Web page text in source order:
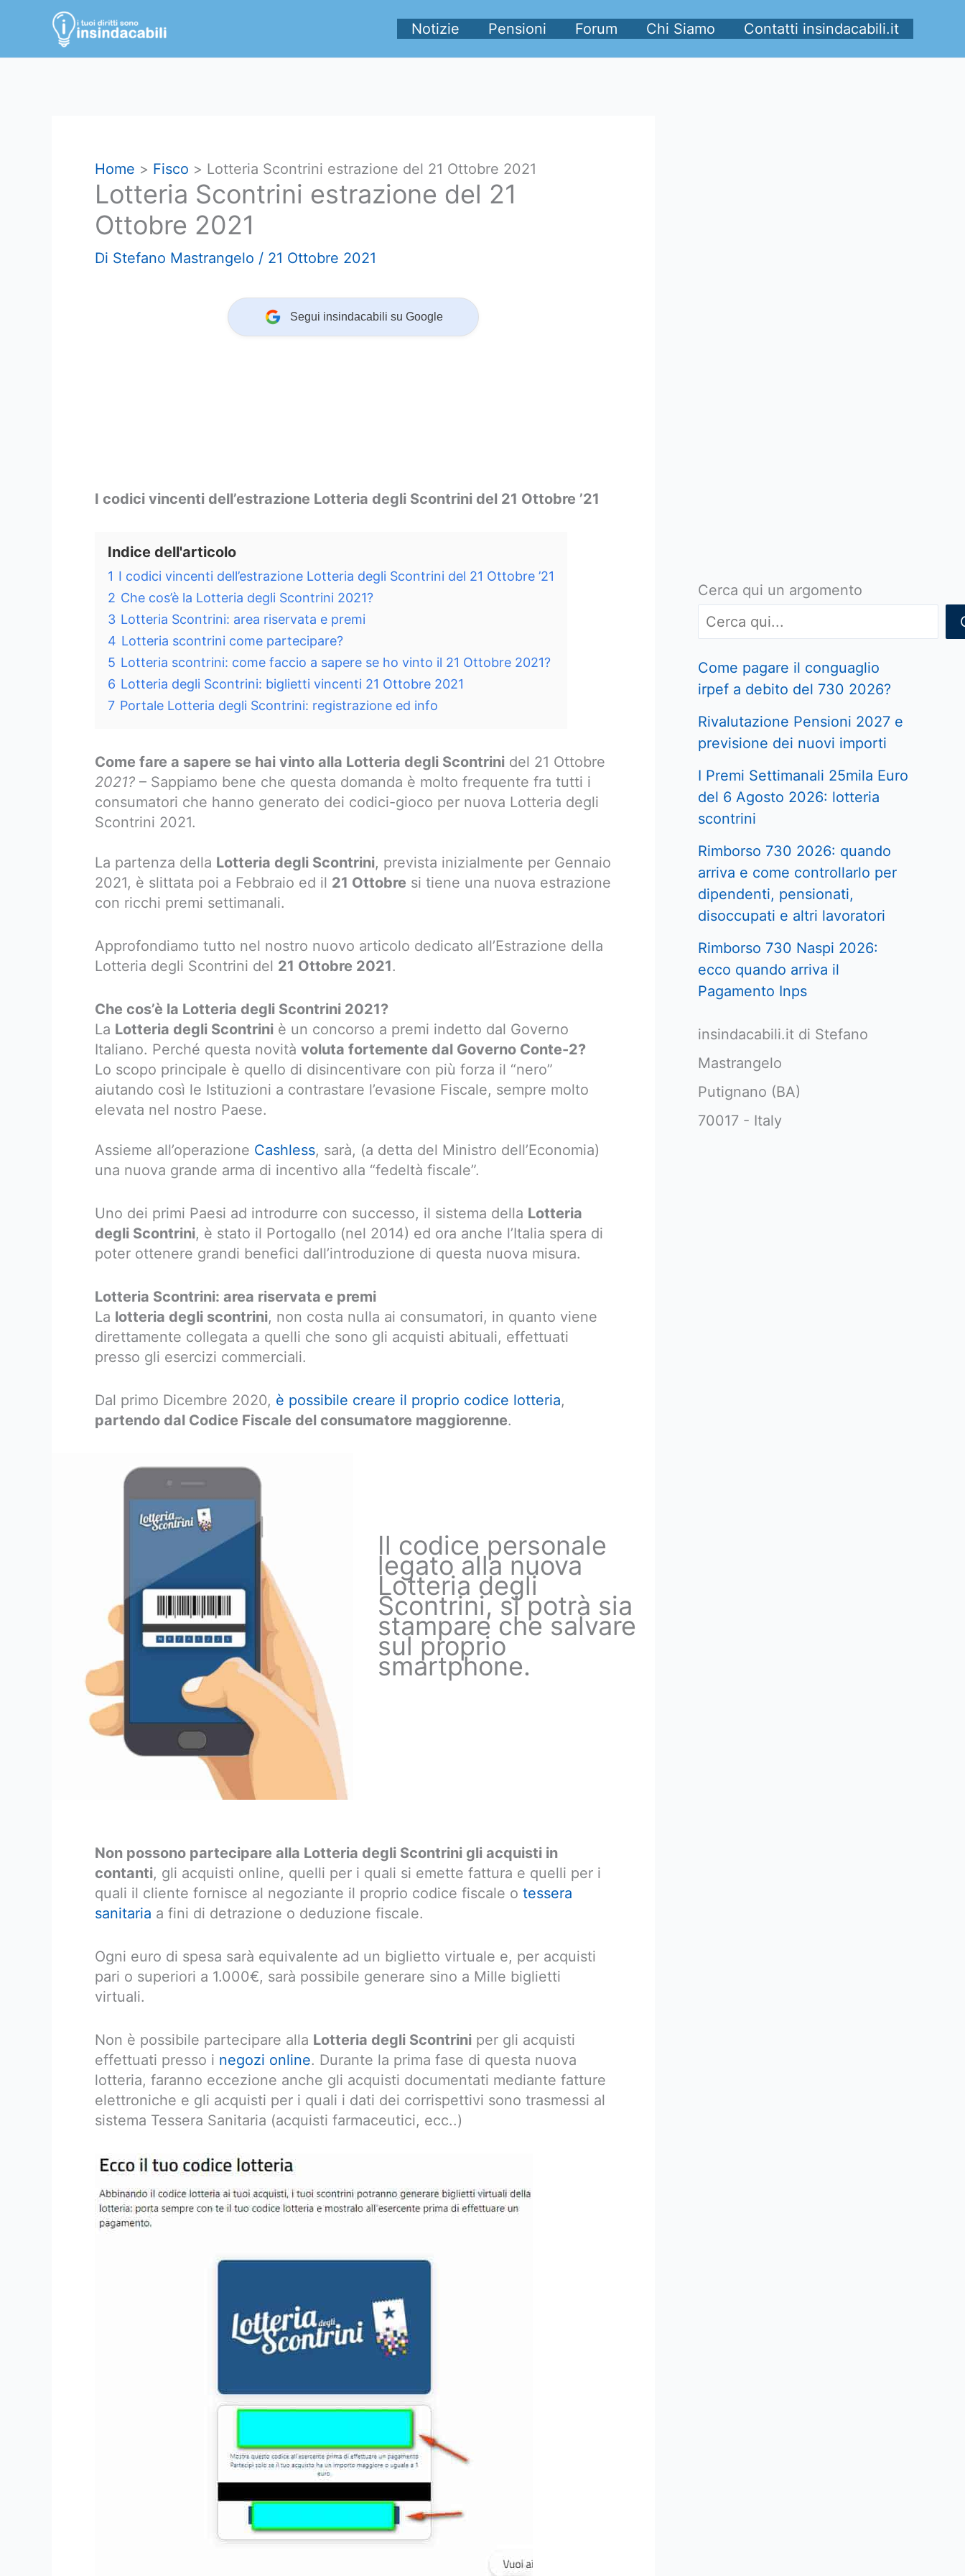
contenuto
Notizie Pensioni Forum Chi Siamo Contatti insindacabili.it
Home Fisco Lotteria Scontrini estrazione del 21 Ottobre 2021
Lotteria Scontrini estrazione del 21
Ottobre 2021
Di Stefano Mastrangelo / 21 Ottobre 2021
Segui insindacabili su Google
I codici vincenti dell’estrazione Lotteria degli Scontrini del 21 Ottobre ’21
Indice dell'articolo
1 I codici vincenti dell’estrazione Lotteria degli Scontrini del 21 Ottobre ’21
2 Che cos’è la Lotteria degli Scontrini 2021?
3 Lotteria Scontrini: area riservata e premi
4 Lotteria scontrini come partecipare?
5 Lotteria scontrini: come faccio a sapere se ho vinto il 21 Ottobre 2021?
6 Lotteria degli Scontrini: biglietti vincenti 21 Ottobre 2021
7 Portale Lotteria degli Scontrini: registrazione ed info
Come fare a sapere se hai vinto alla Lotteria degli Scontrini del 21 Ottobre
2021? – Sappiamo bene che questa domanda è molto frequente fra tutti i
consumatori che hanno generato dei codici-gioco per nuova Lotteria degli
Scontrini 2021.
La partenza della Lotteria degli Scontrini, prevista inizialmente per Gennaio
2021, è slittata poi a Febbraio ed il 21 Ottobre si tiene una nuova estrazione
con ricchi premi settimanali.
Approfondiamo tutto nel nostro nuovo articolo dedicato all’Estrazione della
Lotteria degli Scontrini del 21 Ottobre 2021.
Che cos’è la Lotteria degli Scontrini 2021?
La Lotteria degli Scontrini è un concorso a premi indetto dal Governo
Italiano. Perché questa novità voluta fortemente dal Governo Conte-2?
Lo scopo principale è quello di disincentivare con più forza il “nero”
aiutando così le Istituzioni a contrastare l’evasione Fiscale, sempre molto
elevata nel nostro Paese.
Assieme all’operazione Cashless, sarà, (a detta del Ministro dell’Economia)
una nuova grande arma di incentivo alla “fedeltà fiscale”.
Uno dei primi Paesi ad introdurre con successo, il sistema della Lotteria
degli Scontrini, è stato il Portogallo (nel 2014) ed ora anche l’Italia spera di
poter ottenere grandi benefici dall’introduzione di questa nuova misura.
Lotteria Scontrini: area riservata e premi
La lotteria degli scontrini, non costa nulla ai consumatori, in quanto viene
direttamente collegata a quelli che sono gli acquisti abituali, effettuati
presso gli esercizi commerciali.
Dal primo Dicembre 2020, è possibile creare il proprio codice lotteria,
partendo dal Codice Fiscale del consumatore maggiorenne.
Il codice personale
legato alla nuova
Lotteria degli
Scontrini, si potrà sia
stampare che salvare
sul proprio
smartphone.
Non possono partecipare alla Lotteria degli Scontrini gli acquisti in
contanti, gli acquisti online, quelli per i quali si emette fattura e quelli per i
quali il cliente fornisce al negoziante il proprio codice fiscale o tessera
sanitaria a fini di detrazione o deduzione fiscale.
Ogni euro di spesa sarà equivalente ad un biglietto virtuale e, per acquisti
pari o superiori a 1.000€, sarà possibile generare sino a Mille biglietti
virtuali.
Non è possibile partecipare alla Lotteria degli Scontrini per gli acquisti
effettuati presso i negozi online. Durante la prima fase di questa nuova
lotteria, faranno eccezione anche gli acquisti documentati mediante fatture
elettroniche e gli acquisti per i quali i dati dei corrispettivi sono trasmessi al
sistema Tessera Sanitaria (acquisti farmaceutici, ecc..)
Cerca qui un argomento
Come pagare il conguaglio
irpef a debito del 730 2026?
Rivalutazione Pensioni 2027 e
previsione dei nuovi importi
I Premi Settimanali 25mila Euro
del 6 Agosto 2026: lotteria
scontrini
Rimborso 730 2026: quando
arriva e come controllarlo per
dipendenti, pensionati,
disoccupati e altri lavoratori
Rimborso 730 Naspi 2026:
ecco quando arriva il
Pagamento Inps
insindacabili.it di Stefano
Mastrangelo
Putignano (BA)
70017 - Italy